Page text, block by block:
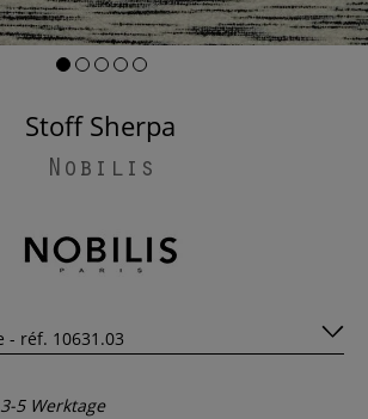
Stoff Sherpa
Nobilis
3-5 Werktage